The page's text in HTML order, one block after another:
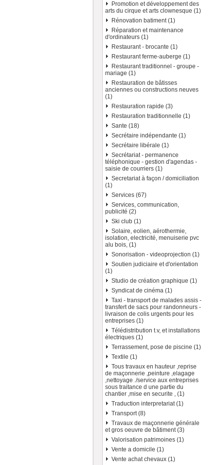
Promotion et développement des
arts du cirque et arts clownesque (1)
Rénovation batiment (1)
Réparation et maintenance
d'ordinateurs (1)
Restaurant - brocante (1)
Restaurant ferme-auberge (1)
Restaurant traditionnel - groupe -
mariage (1)
Restauration de bâtisses
anciennes ou constructions neuves
(1)
Restauration rapide (3)
Restauration traditionnelle (1)
Sante (18)
Secrétaire indépendante (1)
Secrétaire libérale (1)
Secrétariat - permanence
téléphonique - gestion d'agendas -
saisie de courriers (1)
Secretariat à façon / domiciliation
(1)
Services (67)
Services, communication,
publicité (2)
Ski club (1)
Solaire, eolien, aérothermie,
isolation, electricité, menuiserie pvc
alu bois, (1)
Sonorisation - videoprojection (1)
Soutien judiciaire et d'orientation
(1)
Studio de création graphique (1)
Syndicat de cinéma (1)
Taxi - transport de malades assis -
transfert de sacs pour randonneurs -
livraison de colis urgents pour les
entreprises (1)
Télédistribution t.v, et installations
électriques (1)
Terrassement, pose de piscine (1)
Textile (1)
Tous travaux en hauteur ,reprise
de maçonnerie ,peinture ,elagage
,nettoyage ./service aux entreprises
sous traitance d une partie du
chantier ,mise en securite , (1)
Traduction interpretariat (1)
Transport (8)
Travaux de maçonnerie générale
et gros oeuvre de bâtiment (3)
Valorisation patrimoines (1)
Vente a domicile (1)
Vente achat chevaux (1)